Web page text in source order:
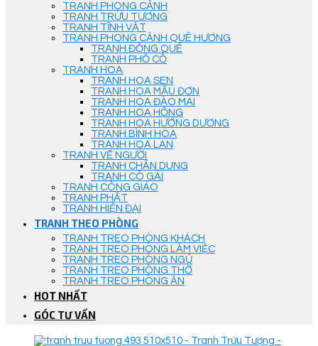
TRANH PHONG CẢNH
TRANH TRỪU TƯỢNG
TRANH TĨNH VẬT
TRANH PHONG CẢNH QUÊ HƯƠNG
TRANH ĐỒNG QUÊ
TRANH PHỐ CỔ
TRANH HOA
TRANH HOA SEN
TRANH HOA MẪU ĐƠN
TRANH HOA ĐÀO MAI
TRANH HOA HỒNG
TRANH HOA HƯỚNG DƯƠNG
TRANH BÌNH HOA
TRANH HOA LAN
TRANH VẼ NGƯỜI
TRANH CHÂN DUNG
TRANH CÔ GÁI
TRANH CÔNG GIÁO
TRANH PHẬT
TRANH HIỆN ĐẠI
TRANH THEO PHÒNG
TRANH TREO PHÒNG KHÁCH
TRANH TREO PHÒNG LÀM VIỆC
TRANH TREO PHÒNG NGỦ
TRANH TREO PHÒNG THỜ
TRANH TREO PHÒNG ĂN
HOT NHẤT
GÓC TƯ VẤN